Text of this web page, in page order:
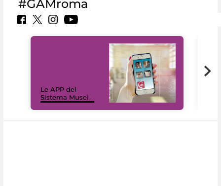
#GAMroma
Le APP del
Sistema Musei